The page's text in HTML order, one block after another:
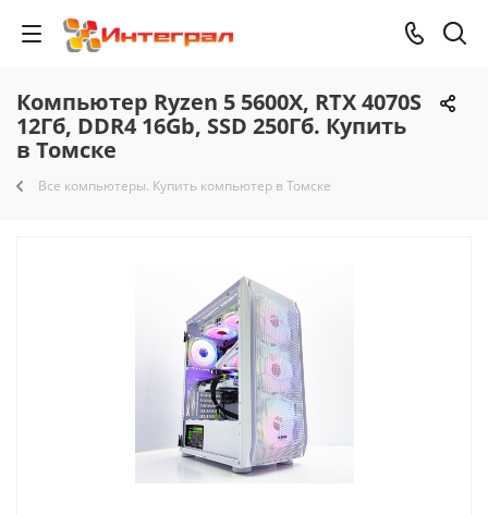
Компьютер Ryzen 5 5600X, RTX 4070S
12Гб, DDR4 16Gb, SSD 250Гб. Купить
в Томске
Все компьютеры. Купить компьютер в Томске